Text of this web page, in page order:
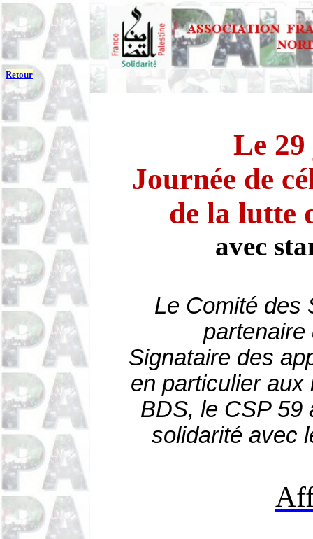
Retour
Le
Journée de
de la lutte
avec
Le Comité des
partenaire
Signataire des
en particulier
BDS, le CSP 59
solidarité avec